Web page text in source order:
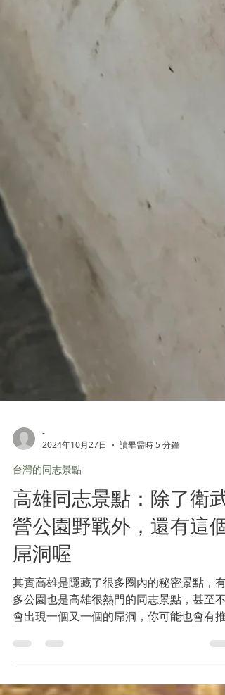
-
台灣的同志景點
高雄同志景點：除了衛武
營公園野戰外，還有這個
屌洞喔
其實高雄是隱藏了很多圈內的秘密景點，有
會出現一個又一個的屌洞，你可能也會有推
上看到，令大家也很想去探險一下，所以小
就整理了一些資料，現在就和大家分享一下